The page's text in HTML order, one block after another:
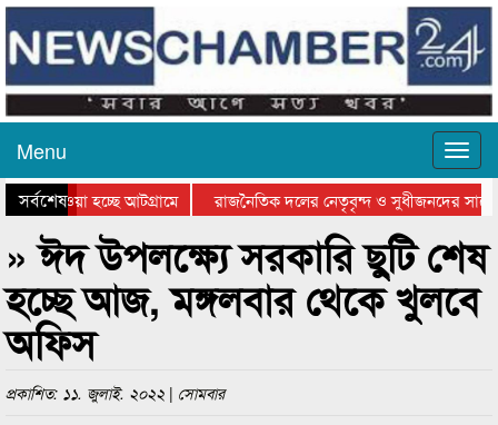
Menu
সর্বশেষ
যাওয়া হচ্ছে আটগ্রামে
রাজনৈতিক দলের নেতৃবৃন্দ ও সুধীজনদের সাথে
পুরস্কার বিতরণ সম্পন্ন
সিলেটে বাংলাদেশ গ্রুপ থিয়েটার
» ঈদ উপলক্ষ্যে সরকারি ছুটি শেষ
হচ্ছে আজ, মঙ্গলবার থেকে খুলবে
অফিস
প্রকাশিত: ১১. জুলাই. ২০২২ | সোমবার